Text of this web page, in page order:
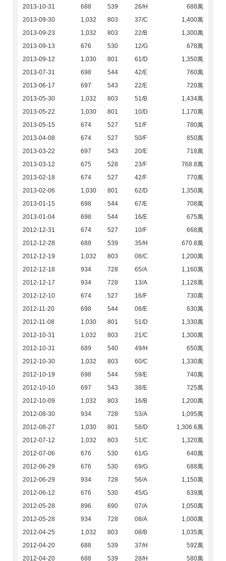
2013-10-31 688 539 26/H
688萬
2013-09-30
1,032 803 37/C
1,400萬
2013-09-23
1,032 803 22/B
1,300萬
2013-09-13
676 530 12/G
678萬
2013-09-12
1,030 801 61/D
1,350萬
2013-07-31
698 544 42/E
760萬
2013-06-17
697 543 22/E
720萬
2013-05-30
1,032 803 51/B
1,434萬
2013-05-22
1,030 801 10/D
1,170萬
2013-05-15
674 527 51/F
780萬
2013-04-08
674 527 50/F
850萬
2013-03-22
697 543 20/E
718萬
2013-03-12
675 528 23/F
768.8萬
2013-02-18
674 527 42/F
770萬
2013-02-06
1,030 801 62/D
1,350萬
2013-01-15
698 544 67/E
708萬
2013-01-04
698 544 16/E
675萬
2012-12-31
674 527 10/F
668萬
2012-12-28
688 539 35/H
670.8萬
2012-12-19
1,032 803 08/C
1,200萬
2012-12-18
934 728 65/A
1,160萬
2012-12-17
934 728 13/A
1,128萬
2012-12-10
674 527 16/F
730萬
2012-11-20
698 544 08/E
630萬
2012-11-08
1,030 801 51/D
1,330萬
2012-10-31
1,032 803 21/C
1,300萬
2012-10-31
689 540 49/H
650萬
2012-10-30
1,032 803 60/C
1,330萬
2012-10-19
698 544 59/E
740萬
2012-10-10
697 543 38/E
725萬
2012-10-09
1,032 803 16/B
1,200萬
2012-08-30
934 728 53/A
1,095萬
2012-08-27
1,030 801 58/D
1,306.6萬
2012-07-12
1,032 803 51/C
1,320萬
2012-07-06
676 530 61/G
640萬
2012-06-29
676 530 69/G
688萬
2012-06-29
934 728 56/A
1,150萬
2012-06-12
676 530 45/G
639萬
2012-05-28
896 690 07/A
1,050萬
2012-05-28
934 728 08/A
1,000萬
2012-04-25
1,032 803 08/B
1,035萬
2012-04-20
688 539 37/H
592萬
2012-04-20
688 539 28/H
580萬